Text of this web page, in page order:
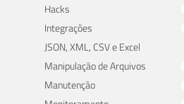
Hacks
Integrações
JSON, XML, CSV e Excel
Manipulação de Arquivos
Manutenção